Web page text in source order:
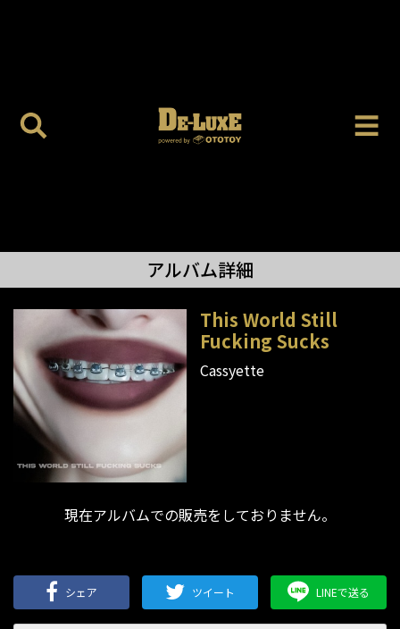
アルバム詳細
This World Still
Fucking Sucks
Cassyette
現在アルバムでの販売をしておりません。
シェア ツイート LINEで送る